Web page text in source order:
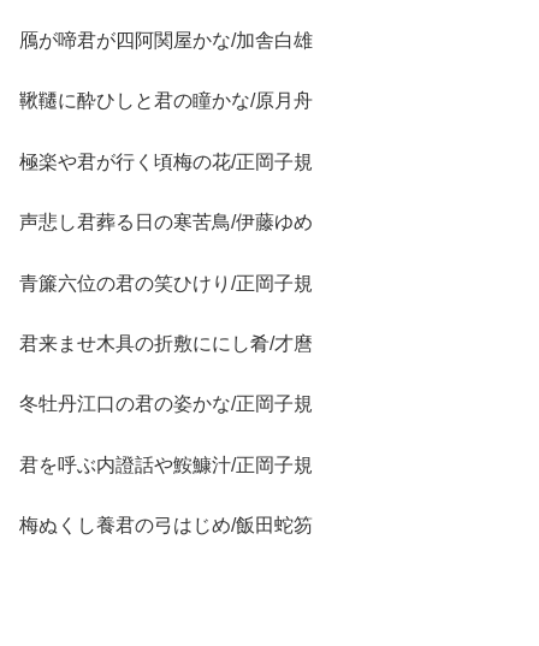
鴈が啼君が四阿関屋かな/加舎白雄
鞦韆に酔ひしと君の瞳かな/原月舟
極楽や君が行く頃梅の花/正岡子規
声悲し君葬る日の寒苦鳥/伊藤ゆめ
青簾六位の君の笑ひけり/正岡子規
君来ませ木具の折敷ににし肴/才麿
冬牡丹江口の君の姿かな/正岡子規
君を呼ぶ内證話や鮟鱇汁/正岡子規
梅ぬくし養君の弓はじめ/飯田蛇笏